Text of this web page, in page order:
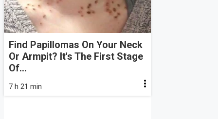
Find Papillomas On Your Neck
Or Armpit? It's The First Stage
Of...
7 h 21 min